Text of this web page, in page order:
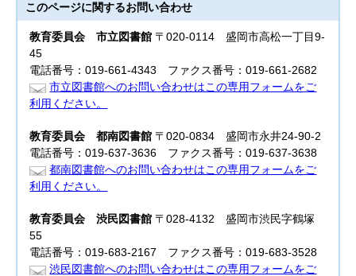
このページに関するお問い合わせ
教育委員会市立図書館 〒020-0114 盛岡市高松一丁目9-
45
電話番号：019-661-4343 ファクス番号：019-661-2682
市立図書館へのお問い合わせはこの専用フォームをご
利用ください。
教育委員会都南図書館 〒020-0834 盛岡市永井24-90-2
電話番号：019-637-3636 ファクス番号：019-637-3638
都南図書館へのお問い合わせはこの専用フォームをご
利用ください。
教育委員会渋民図書館 〒028-4132 盛岡市渋民字鶴塚
55
電話番号：019-683-2167 ファクス番号：019-683-3528
渋民図書館へのお問い合わせはこの専用フォームをご